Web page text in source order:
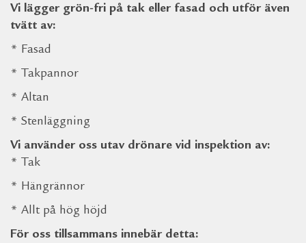
Vi lägger grön-fri på tak eller fasad och utför även
tvätt av:
* Fasad
* Takpannor
* Altan
* Stenläggning
Vi använder oss utav drönare vid inspektion av:
* Tak
* Hängrännor
* Allt på hög höjd
För oss tillsammans innebär detta: